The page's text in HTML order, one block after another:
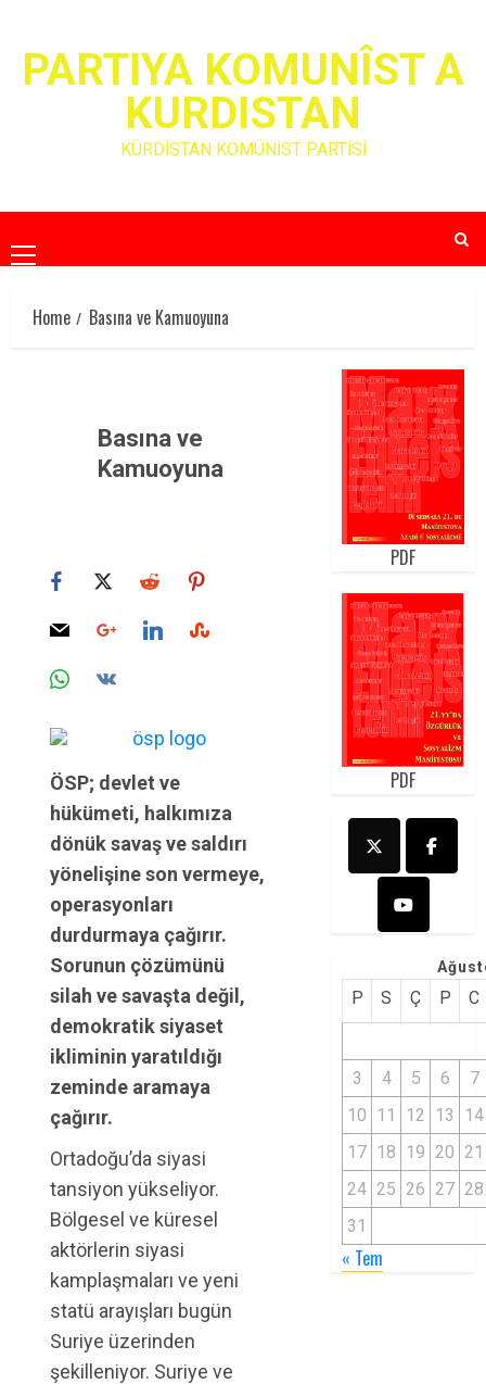
contentPARTIYA KOMUNÎST A
KURDISTAN
KÜRDİSTAN KOMÜNİST PARTİSİ
Primary
Menu
Home
Basına ve Kamuoyuna
Basına ve
Kamuoyuna
ÖSP; devlet ve
hükümeti, halkımıza
dönük savaş ve saldırı
yönelişine son vermeye,
operasyonları
durdurmaya çağırır.
Sorunun çözümünü
silah ve savaşta değil,
demokratik siyaset
ikliminin yaratıldığı
zeminde aramaya
çağırır.
Ortadoğu’da siyasi
tansiyon yükseliyor.
Bölgesel ve küresel
aktörlerin siyasi
kamplaşmaları ve yeni
statü arayışları bugün
Suriye üzerinden
şekilleniyor. Suriye ve
PDF
PDF
P S Ç P C
3 4 5 6
7
10 11 12 13
14
17 18 19 20 21
24 25 26 27 28
31
« Tem